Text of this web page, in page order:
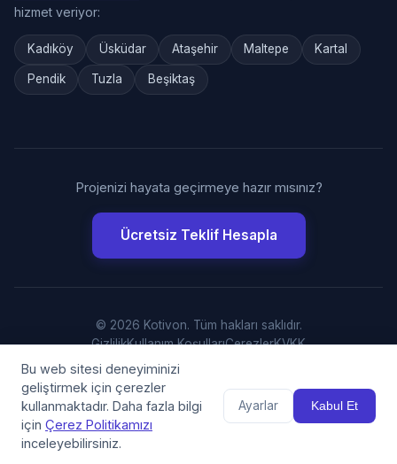
hizmet veriyor:
Kadıköy Üsküdar Ataşehir Maltepe Kartal
Pendik Tuzla Beşiktaş
Projenizi hayata geçirmeye hazır mısınız?
Ücretsiz Teklif Hesapla
© 2026 Kotivon. Tüm hakları saklıdır.
GizlilikKullanım KoşullarıÇerezlerKVKK
Bu web sitesi deneyiminizi
geliştirmek için çerezler
kullanmaktadır. Daha fazla bilgi
için Çerez Politikamızı
inceleyebilirsiniz.
Ayarlar Kabul Et